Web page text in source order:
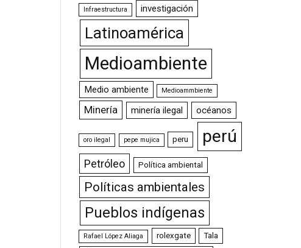
Infraestructura investigación
Latinoamérica
Medioambiente
Medio ambiente Medioammbiente
Minería minería ilegal océanos
oro ilegal pepe mujica peru perú
Petróleo Política ambiental
Políticas ambientales
Pueblos indígenas
Rafael López Aliaga rolexgate Tala